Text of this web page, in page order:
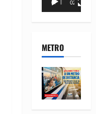
00:00 02:18
METRO